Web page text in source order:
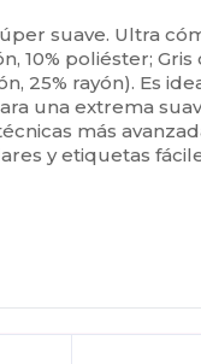
suave. Ultra
10% poliéster; Gris
25% rayón). Es
una extrema
más
y etiquetas